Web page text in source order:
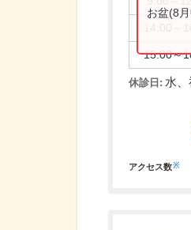
15:00～
お盆(8
休診日: 水、
アクセス数※